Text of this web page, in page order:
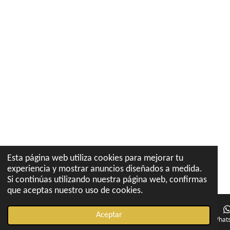
Esta página web utiliza cookies para mejorar tu
experiencia y mostrar anuncios diseñados a medida.
Si continúas utilizando nuestra página web, confirmas
que aceptas nuestro uso de cookies.
Aceptar
Teléfono